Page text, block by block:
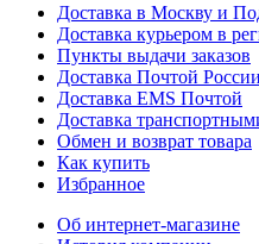
Доставка в Москву и
Доставка курьером в
Пункты выдачи заказов
Доставка Почтой России
Доставка EMS Почтой
Доставка
Обмен и возврат товара
Как купить
Избранное
Об интернет-магазине